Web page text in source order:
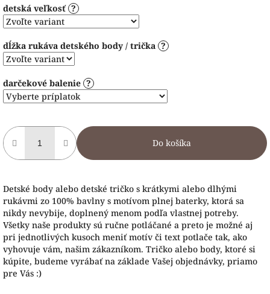
detská veľkosť ?
dĺžka rukáva detského body / trička ?
darčekové balenie ?
Do košíka
Detské body alebo detské tričko s krátkymi alebo dlhými
rukávmi zo 100% bavlny s motívom plnej baterky, ktorá sa
nikdy nevybije, doplnený menom podľa vlastnej potreby.
Všetky naše produkty sú ručne potláčané a preto je možné aj
pri jednotlivých kusoch meniť motív či text potlače tak, ako
vyhovuje vám, našim zákazníkom. Tričko alebo body, ktoré si
kúpite, budeme vyrábať na základe Vašej objednávky, priamo
pre Vás :)